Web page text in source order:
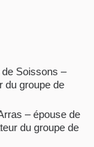
Soissons –
du groupe de
– épouse de
du groupe de